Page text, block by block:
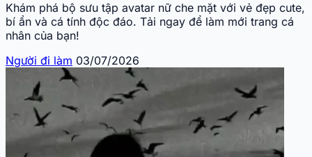
Khám phá bộ sưu tập avatar nữ che mặt với vẻ đẹp cute,
bí ẩn và cá tính độc đáo. Tải ngay để làm mới trang cá
nhân của bạn!
Người đi làm 03/07/2026